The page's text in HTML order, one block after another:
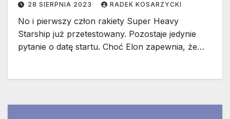
28 SIERPNIA 2023 RADEK KOSARZYCKI
No i pierwszy człon rakiety Super Heavy
Starship już przetestowany. Pozostaje jedynie
pytanie o datę startu. Choć Elon zapewnia, że…